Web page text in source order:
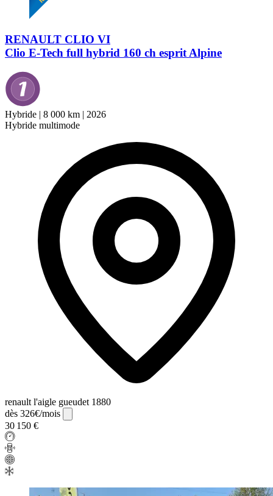
RENAULT CLIO VI
Clio E-Tech full hybrid 160 ch esprit Alpine
Hybride | 8 000 km | 2026
Hybride multimode
renault l'aigle gueudet 1880
dès 326€/mois
30 150 €